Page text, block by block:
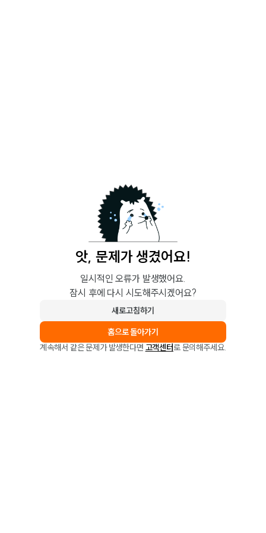
앗, 문제가 생겼어요!
일시적인 오류가 발생했어요.
잠시 후에 다시 시도해주시겠어요?
새로고침하기
홈으로 돌아가기
계속해서 같은 문제가 발생한다면 고객센터로 문의해주세요.